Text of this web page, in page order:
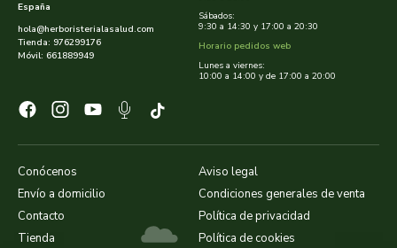
España
hola@herboristerialasalud.com
Tienda: 976299176
Móvil: 661889949
Conócenos
Envío a domicilio
Contacto
Tienda
Aviso legal
Condiciones generales de venta
Política de privacidad
Política de cookies
Sábados:
9:30 a 14:30 y 17:00 a 20:30
Horario pedidos web
Lunes a viernes:
10:00 a 14:00 y de 17:00 a 20:00
feng shui
feralive
finestra
fiorentini